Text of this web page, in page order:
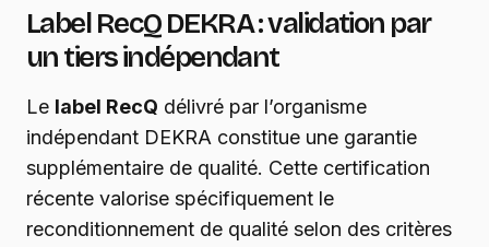
Label RecQ DEKRA : validation par
un tiers indépendant
Le label RecQ délivré par l’organisme
indépendant DEKRA constitue une garantie
supplémentaire de qualité. Cette certification
récente valorise spécifiquement le
reconditionnement de qualité selon des critères